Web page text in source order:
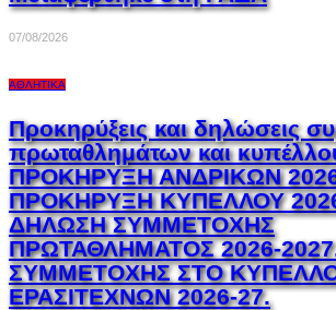
07/08/2026
ΑΘΛΗΤΙΚΆ
Προκηρύξεις και δηλώσεις
πρωταθλημάτων και
ΠΡΟΚΗΡΥΞΗ ΑΝΔΡΙΚΩΝ
ΠΡΟΚΗΡΥΞΗ ΚΥΠΕΛΛΟΥ
ΔΗΛΩΣΗ ΣΥΜΜΕΤΟΧΗΣ
ΠΡΩΤΑΘΛΗΜΑΤΟΣ 2026-
ΣΥΜΜΕΤΟΧΗΣ ΣΤΟ
ΕΡΑΣΙΤΕΧΝΩΝ 2026-27.